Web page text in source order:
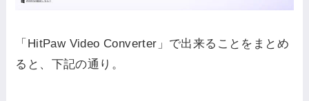
「HitPaw Video Converter」で出来ることをまとめ
ると、下記の通り。